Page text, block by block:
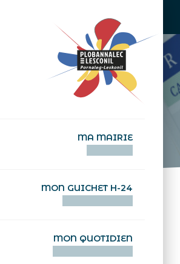
MA MAIRIE
MON GUICHET H-24
MON QUOTIDIEN